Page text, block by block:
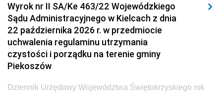
Wyrok nr II SA/Ke 463/22 Wojewódzkiego
Sądu Administracyjnego w Kielcach z dnia
22 października 2026 r. w przedmiocie
uchwalenia regulaminu utrzymania
czystości i porządku na terenie gminy
Piekoszów
Dziennik Urzędowy Województwa Świętokrzyskiego rok